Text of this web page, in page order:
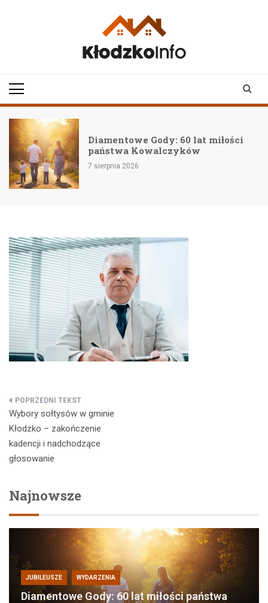
Diamentowe Gody: 60 lat miłości
państwa Kowalczyków
7 sierpnia 2026
Nawigacja
wpisu
Wybory sołtysów w gminie
Kłodzko – zakończenie
kadencji i nadchodzące
głosowanie
Najnowsze
JUBILEUSZE WYDARZENIA
Diamentowe Gody: 60 lat miłości państwa